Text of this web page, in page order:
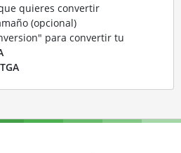
quieres convertir
(opcional)
para convertir tu
TGA